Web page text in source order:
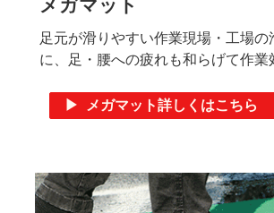
メガマット
足元が滑りやすい作業現場・工場の
に、足・腰への疲れも和らげて作業
▶ メガマット詳しくはこちら